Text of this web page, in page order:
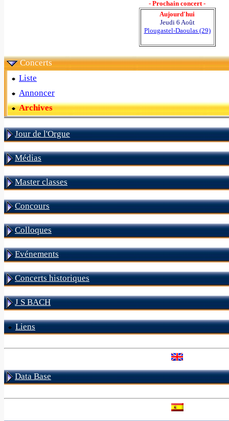
- Prochain concert -
Aujourd'hui
Jeudi 6 Août
Plougastel-Daoulas (29)
Concerts
Liste
Annoncer
Archives
Jour de l'Orgue
Médias
Master classes
Concours
Colloques
Evénements
Concerts historiques
J S BACH
Liens
Data Base